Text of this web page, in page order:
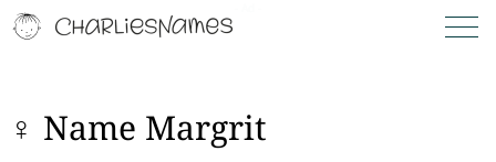
♀ Name Margrit